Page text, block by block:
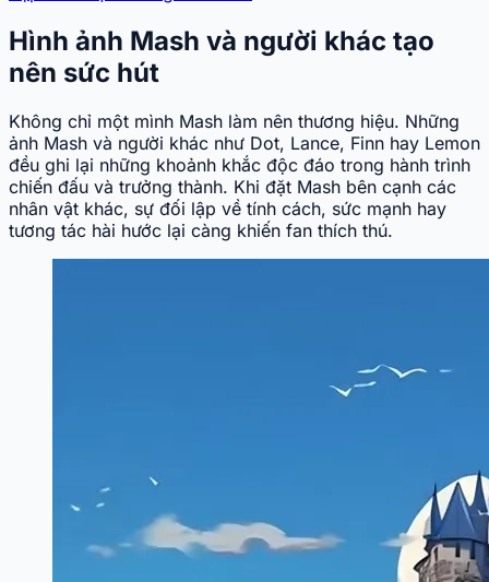
Hình ảnh Mash và người khác tạo
nên sức hút
Không chỉ một mình Mash làm nên thương hiệu. Những
ảnh Mash và người khác như Dot, Lance, Finn hay Lemon
đều ghi lại những khoảnh khắc độc đáo trong hành trình
chiến đấu và trưởng thành. Khi đặt Mash bên cạnh các
nhân vật khác, sự đối lập về tính cách, sức mạnh hay
tương tác hài hước lại càng khiến fan thích thú.